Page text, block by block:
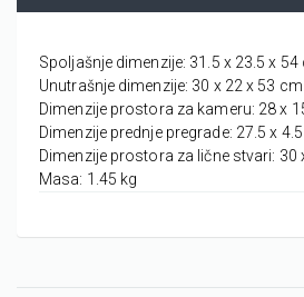
Spoljašnje dimenzije: 31.5 x 23.5 x 54
Unutrašnje dimenzije: 30 x 22 x 53 cm
Dimenzije prostora za kameru: 28 x
Dimenzije prednje pregrade: 27.5 x
Dimenzije prostora za lične stvari: 30
Masa: 1.45 kg